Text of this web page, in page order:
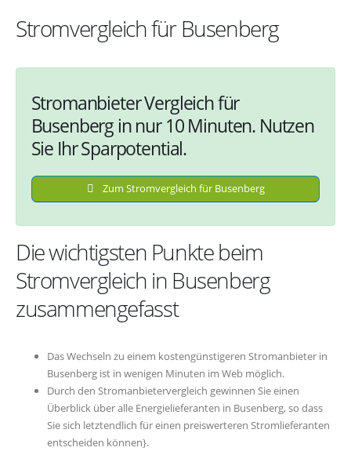
Stromvergleich für Busenberg
Stromanbieter Vergleich für
Busenberg in nur 10 Minuten. Nutzen
Sie Ihr Sparpotential.
Zum Stromvergleich für Busenberg
Die wichtigsten Punkte beim
Stromvergleich in Busenberg
zusammengefasst
Das Wechseln zu einem kostengünstigeren Stromanbieter in
Busenberg ist in wenigen Minuten im Web möglich.
Durch den Stromanbietervergleich gewinnen Sie einen
Überblick über alle Energielieferanten in Busenberg, so dass
Sie sich letztendlich für einen preiswerteren Stromlieferanten
entscheiden können}.